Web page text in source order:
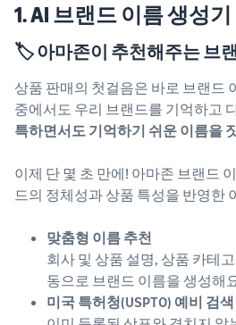
1. AI 브랜드 이름 생성기
🏷️ 아마존이 추천해주는 브
상품 판매의 첫걸음은 바로 브랜드
중에서도 우리 브랜드를 기억하고
특하면서도 기억하기 쉬운 이름을
이제 단 몇 초 만에! 아마존 브랜드
드의 정체성과 상품 특성을 반영한
맞춤형 이름 추천
회사 및 상품 설명, 상품 카테
동으로 브랜드 이름을 생성해
미국 특허청(USPTO) 예비 검